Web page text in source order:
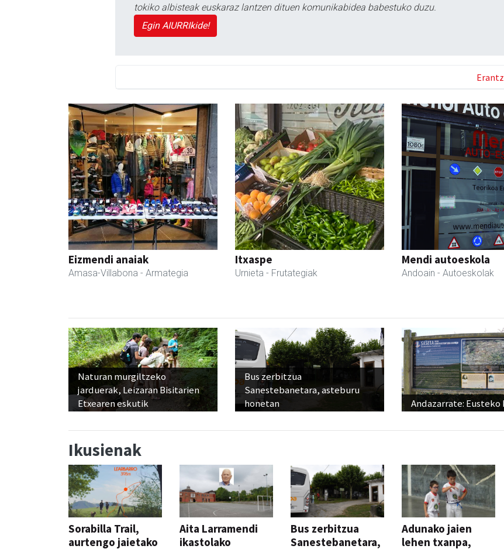
tokiko albisteak euskaraz lantzen dituen komunikabidea babestuko duzu.
Egin AIURRIkide!
Eizmendi anaiak
Amasa-Villabona - Armategia
Itxaspe
Urnieta - Frutategiak
Mendi autoeskola
Andoain - Autoeskolak
Naturan murgiltzeko
jarduerak, Leizaran Bisitarien
Etxearen eskutik
Bus zerbitzua
Sanestebanetara, asteburu
honetan
Andazarrate: Eusteko
Ikusienak
Sorabilla Trail,
aurtengo jaietako
Aita Larramendi
ikastolako
Bus zerbitzua
Sanestebanetara,
Adunako jaien
lehen txanpa,